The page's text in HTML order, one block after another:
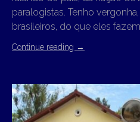
paralogistas. Tenho
brasileiros, do que eles
Continue reading →